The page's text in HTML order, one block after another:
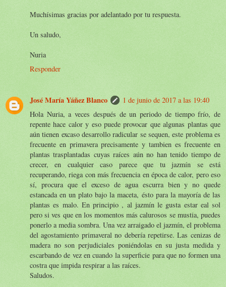
Muchísimas gracias por adelantado por tu respuesta.
Un saludo,
Nuria
Responder
José María Yáñez Blanco
1 de junio de 2017 a las 19:40
Hola Nuria, a veces después de un periodo de tiempo frío, de
repente hace calor y eso puede provocar que algunas plantas que
aún tienen excaso desarrollo radicular se sequen, este problema es
frecuente en primavera precisamente y tambien es frecuente en
plantas trasplantadas cuyas raíces aún no han tenido tiempo de
crecer, en cualquier caso parece que tu jazmín se está
recuperando, riega con más frecuencia en época de calor, pero eso
sí, procura que el exceso de agua escurra bien y no quede
estancada en un plato bajo la maceta, ésto para la mayoría de las
plantas es malo. En principio , al jazmín le gusta estar eal sol
pero si ves que en los momentos más calurosos se mustia, puedes
ponerlo a media sombra. Una vez arraigado el jazmín, el problema
del agostamiento primaveral no debería repetirse. Las cenizas de
madera no son perjudiciales poniéndolas en su justa medida y
escarbando de vez en cuando la superficie para que no formen una
costra que impida respirar a las raíces.
Saludos.